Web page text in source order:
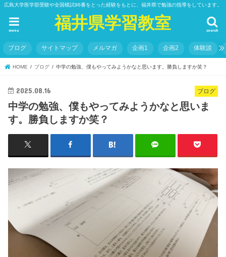
広島大学医学部受験や全国模試96番をとった経験をもとに、福井県で勉強の指導をしています。
福井県学習教室 search
menu
ブログ サイトマップ メルマガ 企画1 企画2 体験談
HOME ブログ 中学の勉強、僕もやってみようかなと思います。勝負しますか笑？
ブログ
2025.08.16
中学の勉強、僕もやってみようかなと思いま
す。勝負しますか笑？